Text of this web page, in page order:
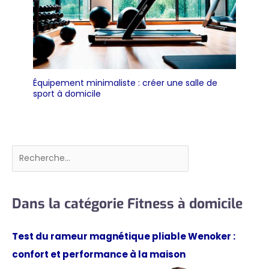
silencieux.
KeppiFitness Pédale
surdimensionnée
avec moule privé –
Conçu pour
plupart des tailles
avec une surface
souple pour
suffisamment
d'espace pour un
mouvement
Équipement minimaliste : créer une salle de
sport à domicile
Rechercher
Dans la catégorie Fitness à domicile
Test du rameur magnétique pliable Wenoker :
confort et performance à la maison